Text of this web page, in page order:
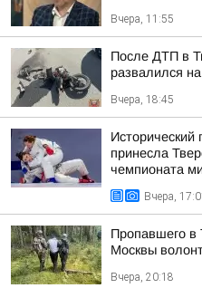
Вчера, 11:55
После ДТП в
развалился
Вчера, 18:45
принесла
чемпионата
Вчера,
Пропавшего в
Москвы
Вчера, 20:18